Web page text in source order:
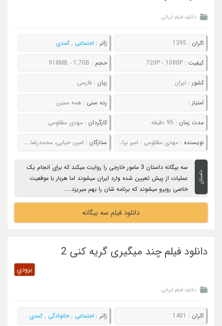
دانلود فیلم ایرانی
اکران : 1395 ژانر : اجتماعی ,کمدی
کیفیت :720P - 1080P حجم : 918MB - 1.7GB
کشور : ایران زبان : فارسی
امتیاز : رده سنی : همه سنین
مدت زمان : 95 دقیقه کارگردان : مهدی مظلومی
نویسنده :مهدی مظلومی - امیر برادران ستارگان : امین حیایی، محمدرضا شریفی‌ نیا، مجید صالحی، لیلا اوتادی
داستان
سه بیگانه داستان 3 مامور خارجی را روایت میکند که برای انجام یک
عملیات از پیش تعیین شده وارد ایران میشوند اما هربار با موقعیت
خاصی روبرو میشوند که برنامه شان را بهم میریزد.....
دانلود فیلم سه بیگانه
دانلود فیلم چند میگیری گریه کنی 2
بزودي
دانلود فیلم ایرانی
اکران : 1401 ژانر : اجتماعی ,خانوادگی ,کمدی